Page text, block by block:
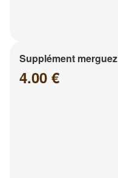
Supplément merguez
4.00 €